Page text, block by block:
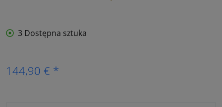
3 Dostępna sztuka
144,90 € *